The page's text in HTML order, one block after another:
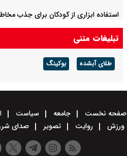
استفاده ابزاری از کودکان برای جذب
پایتخت اطلاعیه داد
تبلیغات متنی
طلای آبشده بوکینگ
صفحه نخست جامعه سیاست
ورزش
روایت تصویر صدای